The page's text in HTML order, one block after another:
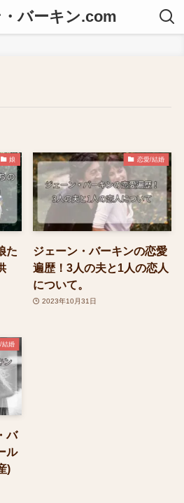
バーキン.com
娘
た
恋愛/結婚
ジェーン・バーキンの恋愛
遍歴！3人の夫と1人の恋人
について。
2023年10月31日
結婚
バ
ル
)